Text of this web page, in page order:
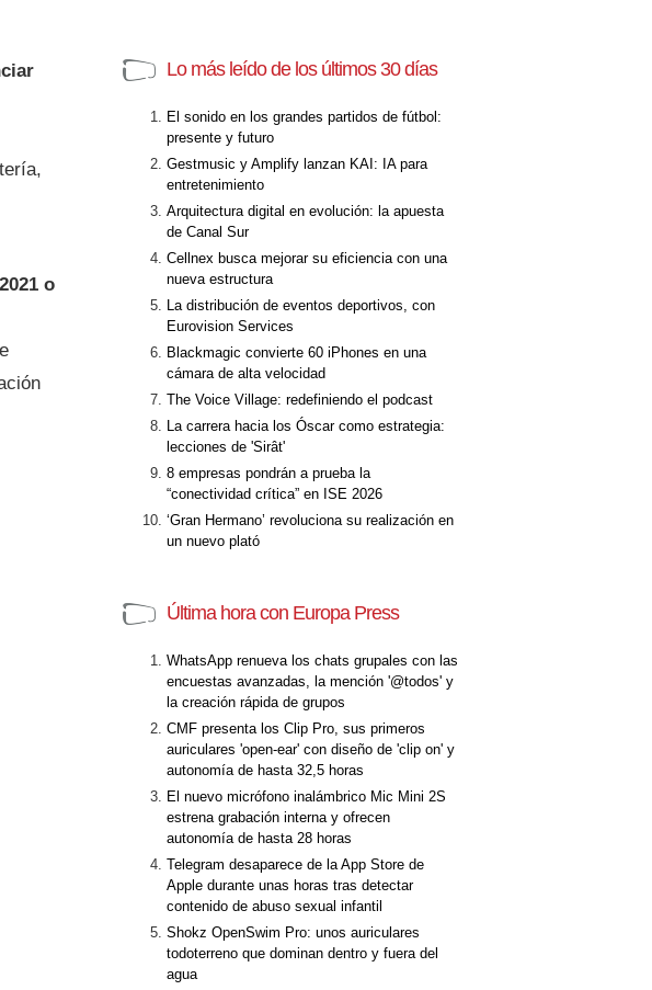
o
Lo más leído de los últimos 30 días
El sonido en los grandes partidos de fútbol:
presente y futuro
Gestmusic y Amplify lanzan KAI: IA para
entretenimiento
Arquitectura digital en evolución: la apuesta
de Canal Sur
Cellnex busca mejorar su eficiencia con una
nueva estructura
La distribución de eventos deportivos, con
Eurovision Services
Blackmagic convierte 60 iPhones en una
cámara de alta velocidad
The Voice Village: redefiniendo el podcast
La carrera hacia los Óscar como estrategia:
lecciones de 'Sirât'
8 empresas pondrán a prueba la
“conectividad crítica” en ISE 2026
‘Gran Hermano’ revoluciona su realización en
un nuevo plató
Última hora con Europa Press
WhatsApp renueva los chats grupales con las
encuestas avanzadas, la mención '@todos' y
la creación rápida de grupos
CMF presenta los Clip Pro, sus primeros
auriculares 'open-ear' con diseño de 'clip on' y
autonomía de hasta 32,5 horas
El nuevo micrófono inalámbrico Mic Mini 2S
estrena grabación interna y ofrecen
autonomía de hasta 28 horas
Telegram desaparece de la App Store de
Apple durante unas horas tras detectar
contenido de abuso sexual infantil
Shokz OpenSwim Pro: unos auriculares
todoterreno que dominan dentro y fuera del
agua